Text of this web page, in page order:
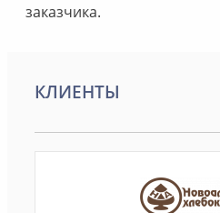
заказчика.
КЛИЕНТЫ